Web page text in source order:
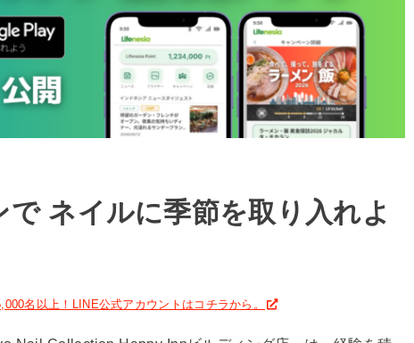
で ネイルに季節を取り入れよ
名以上！LINE公式アカウントはコチラから。